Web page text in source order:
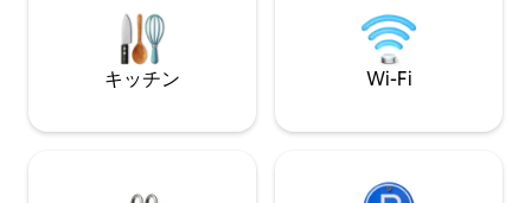
でアイスランドをお楽しみください。
鳥の鳴き声に耳を
を見ることができ
キッチン Wi-Fi